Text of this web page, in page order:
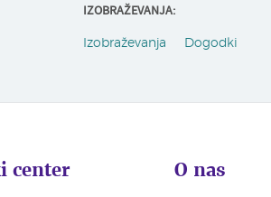
IZOBRAŽEVANJA:
Izobraževanja Dogodki
center
O nas